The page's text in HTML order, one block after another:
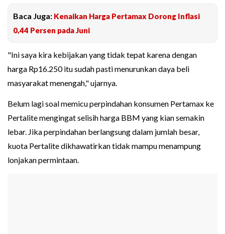
Baca Juga: Kenaikan Harga Pertamax Dorong Inflasi
0,44 Persen pada Juni
"Ini saya kira kebijakan yang tidak tepat karena dengan
harga Rp16.250 itu sudah pasti menurunkan daya beli
masyarakat menengah," ujarnya.
Belum lagi soal memicu perpindahan konsumen Pertamax ke
Pertalite mengingat selisih harga BBM yang kian semakin
lebar. Jika perpindahan berlangsung dalam jumlah besar,
kuota Pertalite dikhawatirkan tidak mampu menampung
lonjakan permintaan.